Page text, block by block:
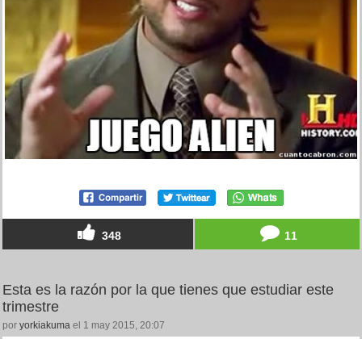
348 11
Esta es la razón por la que tienes que estudiar este
trimestre
por yorkiakuma el 1 may 2015, 20:07